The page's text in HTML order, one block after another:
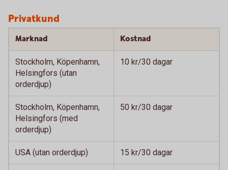
Privatkund
Marknad Kostnad
Stockholm, Köpenhamn,
Helsingfors (utan
orderdjup)
10 kr/30 dagar
Stockholm, Köpenhamn,
Helsingfors (med
orderdjup)
50 kr/30 dagar
USA (utan orderdjup) 15 kr/30 dagar